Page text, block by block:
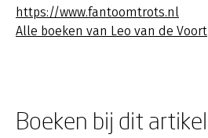
https://www.fantoomtrots.nl
Alle boeken van Leo van de Voort
Boeken bij dit artikel